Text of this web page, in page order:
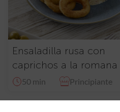
Ensaladilla rusa con
caprichos a la romana
50 min Principiante